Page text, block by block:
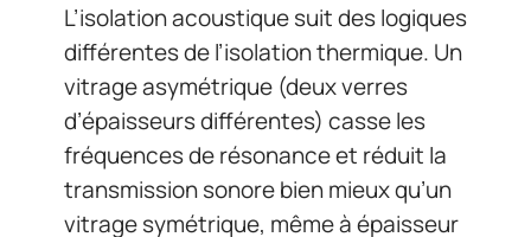
L’isolation acoustique suit des logiques
différentes de l’isolation thermique. Un
vitrage asymétrique (deux verres
d’épaisseurs différentes) casse les
fréquences de résonance et réduit la
transmission sonore bien mieux qu’un
vitrage symétrique, même à épaisseur